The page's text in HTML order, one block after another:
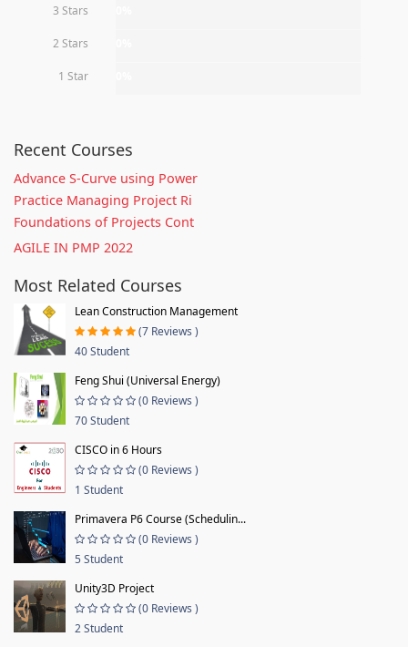
3 Stars
2 Stars
1 Star
Recent Courses
Advance S-Curve using Power
Practice Managing Project Ri
Foundations of Projects Cont
AGILE IN PMP 2022
Most Related Courses
Lean Construction Management
(7 Reviews )
40 Student
Feng Shui (Universal Energy)
(0 Reviews )
70 Student
CISCO in 6 Hours
(0 Reviews )
1 Student
Primavera P6 Course (Schedulin...
(0 Reviews )
5 Student
Unity3D Project
(0 Reviews )
2 Student